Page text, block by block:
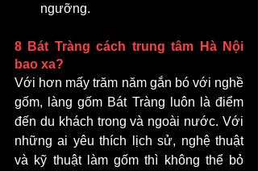
ngưỡng.
8 Bát Tràng cách trung tâm Hà Nội
bao xa?
Với hơn mấy trăm năm gắn bó với nghề
gốm, làng gốm Bát Tràng luôn là điểm
đến du khách trong và ngoài nước. Với
những ai yêu thích lịch sử, nghệ thuật
và kỹ thuật làm gốm thì không thể bỏ